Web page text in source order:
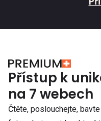
Přístup k
na 7 webech
Čtěte, poslouchejte,